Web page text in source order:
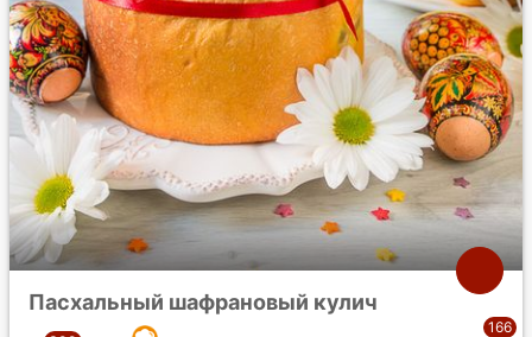
Пасхальный шафрановый кулич